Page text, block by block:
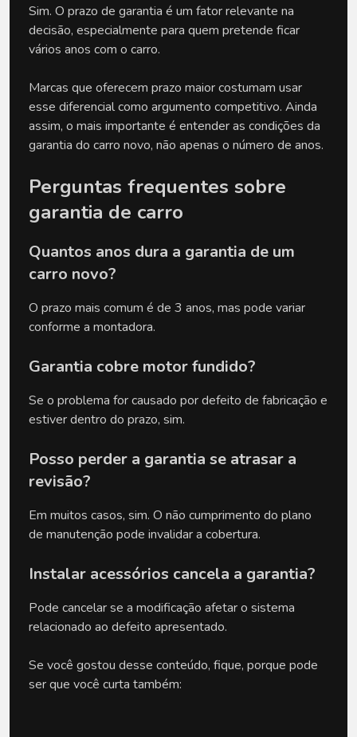
Sim. O prazo de garantia é um fator relevante na
decisão, especialmente para quem pretende ficar
vários anos com o carro.
Marcas que oferecem prazo maior costumam usar
esse diferencial como argumento competitivo. Ainda
assim, o mais importante é entender as condições da
garantia do carro novo, não apenas o número de anos.
Perguntas frequentes sobre
garantia de carro
Quantos anos dura a garantia de um
carro novo?
O prazo mais comum é de 3 anos, mas pode variar
conforme a montadora.
Garantia cobre motor fundido?
Se o problema for causado por defeito de fabricação e
estiver dentro do prazo, sim.
Posso perder a garantia se atrasar a
revisão?
Em muitos casos, sim. O não cumprimento do plano
de manutenção pode invalidar a cobertura.
Instalar acessórios cancela a garantia?
Pode cancelar se a modificação afetar o sistema
relacionado ao defeito apresentado.
Se você gostou desse conteúdo, fique, porque pode
ser que você curta também: